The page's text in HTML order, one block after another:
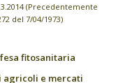
(Precedentemente
del 7/04/1973)
fitosanitaria
agricoli e mercati